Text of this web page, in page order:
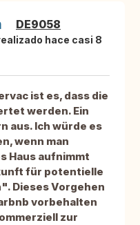
DE9058
hace casi 8
ist es, dass die
werden. Ein
aus. Ich würde es
wenn man
Haus aufnimmt
für potentielle
Dieses Vorgehen
vorbehalten
zur